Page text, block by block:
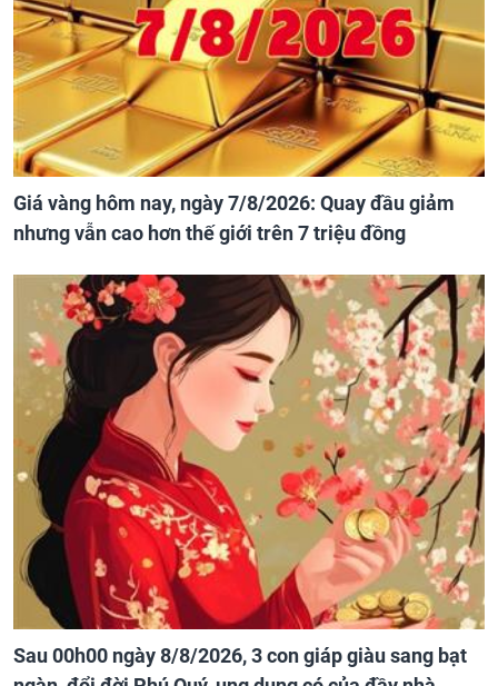
Giá vàng hôm nay, ngày 7/8/2026: Quay đầu giảm
nhưng vẫn cao hơn thế giới trên 7 triệu đồng
Sau 00h00 ngày 8/8/2026, 3 con giáp giàu sang bạt